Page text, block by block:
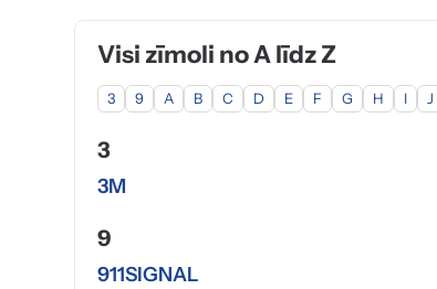
Visi zīmoli no A līdz Z
3 9 A B C D E F G H I J
3
3M
9
911SIGNAL